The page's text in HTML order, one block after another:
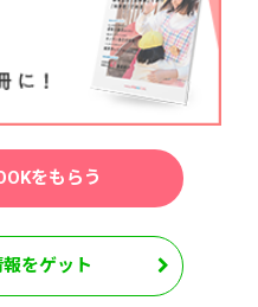
をもらう
をゲット